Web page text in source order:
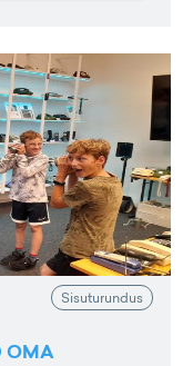
Sisuturundus
OMA